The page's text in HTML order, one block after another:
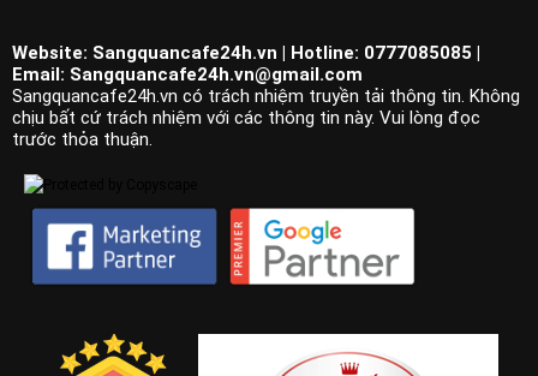
Website: Sangquancafe24h.vn | Hotline: 0777085085 |
Email: Sangquancafe24h.vn@gmail.com
Sangquancafe24h.vn có trách nhiệm truyền tải thông tin. Không
chịu bất cứ trách nhiệm với các thông tin này. Vui lòng đọc
trước thỏa thuận.